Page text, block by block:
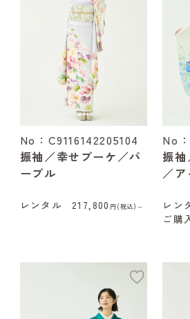
No：C9116142205104
振袖／幸せブーケ／パ
ープル
レンタル 217,800 円(税込)～
No
振
／ア
レン
ご購